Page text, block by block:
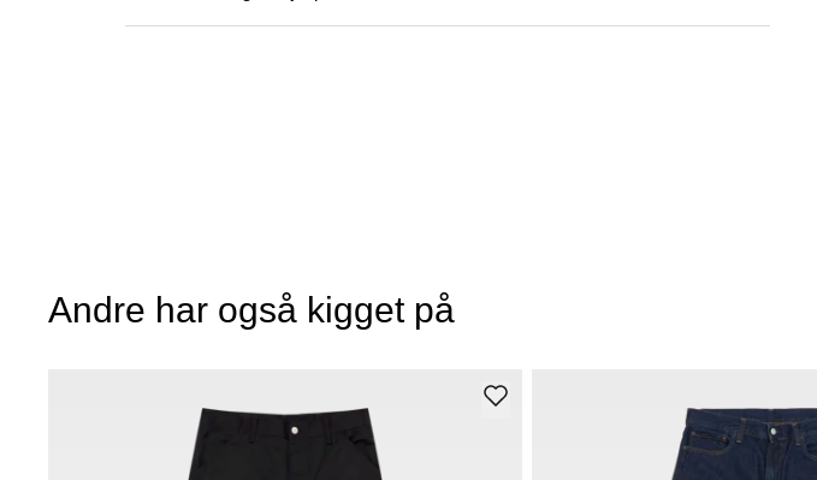
Andre har også kigget på